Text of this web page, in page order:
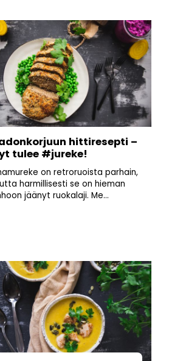
hittiresepti –
tulee #jureke!
on retroruoista parhain,
harmillisesti se on hieman
jäänyt ruokalaji. Me...